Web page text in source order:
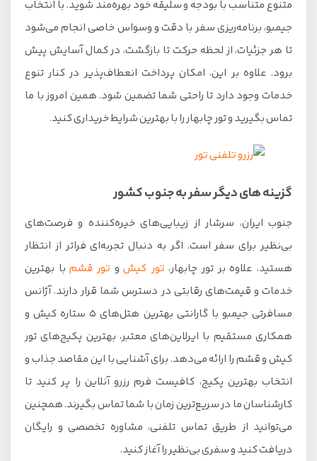
متنوع متناسب با بودجه و سلیقه خود بهره‌مند شوید. با انتخاب
جیمبو، برنامه‌ریزی سفر با دقت و وسواس خاصی انجام می‌شود
تا هر جزئیات، از لحظه حرکت تا بازگشت، در کمال آسایش پیش
برود. علاوه بر این، امکان پرداخت انعطاف‌پذیر در کنار تنوع
خدمات وجود دارد تا راحتی شما تضمین شود. همین امروز با ما
تماس بگیرید و تور چابهار را با بهترین شرایط خریداری کنید.
گزینه های دیگر سفر به جنوب کشور
جنوب ایران، سرشار از زیبایی‌های خیره‌کننده و فرصت‌های
بی‌نظیر برای سفر است. اگر به دنبال تجربه‌ای فراتر از انتظار
هستید، علاوه بر تور چابهار، تور کیشو تور قشمبا بهترین
خدمات و قیمت‌های رقابتی در دسترس شما قرار دارند. آژانس
مسافرتی جیمبو با گارانتی بهترین هتل‌های 5 ستاره کیش و
همکاری مستقیم با ایرلاین‌های معتبر، بهترین پکیج‌های تور
کیش و قشم را ارائه می‌دهد. برای آشنایی با این مقاصد جذاب و
انتخاب بهترین پکیج، کافیست فرم رزرو آنلاین را پر کنید تا
کارشناسان ما در سریع‌ترین زمان با شما تماس بگیرند. همچنین
می‌توانید از طریق تماس تلفنی، مشاوره تخصصی و رایگان
دریافت کنید و سفری بی‌نظیر را آغاز کنید.